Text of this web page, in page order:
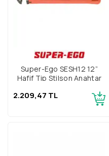
Super-Ego SESH12 12”
Hafif Tip Stilson Anahtar
2.209,47 TL